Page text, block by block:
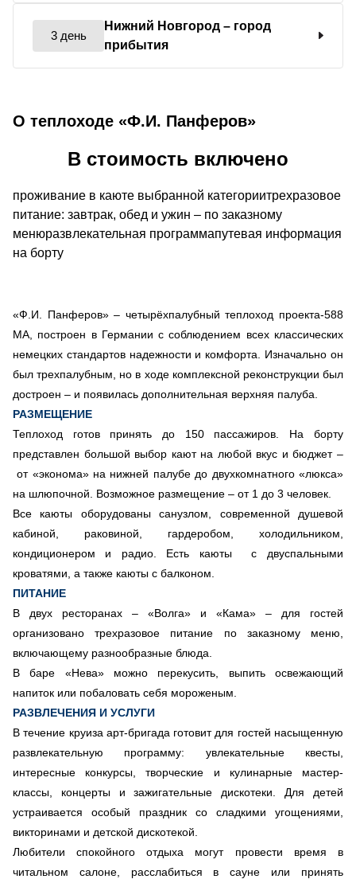
3 день
Нижний Новгород – город
прибытия
О теплоходе «Ф.И. Панферов»
«Ф.И. Панферов»– четырёхпалубный теплоход проекта-588
МА, построен в Германии с соблюдением всех классических
немецких стандартов надежности и комфорта. Изначально он
был трехпалубным, но в ходе комплексной реконструкции был
достроен – и появилась дополнительная верхняя палуба.
РАЗМЕЩЕНИЕ
Теплоход готов принять до 150 пассажиров. На борту
представлен большой выбор кают на любой вкус и бюджет –
от «эконома» на нижней палубе до двухкомнатного «люкса»
на шлюпочной. Возможное размещение – от 1 до 3 человек.
Все каюты оборудованы санузлом, современной душевой
кабиной, раковиной, гардеробом, холодильником,
кондиционером и радио. Есть каюты с двуспальными
кроватями, а также каюты с балконом.
ПИТАНИЕ
В двух ресторанах – «Волга» и «Кама» – для гостей
организовано трехразовое питание по заказному меню,
включающему разнообразные блюда.
В баре «Нева» можно перекусить, выпить освежающий
напиток или побаловать себя мороженым.
РАЗВЛЕЧЕНИЯ И УСЛУГИ
В течение круиза арт-бригада готовит для гостей насыщенную
развлекательную программу: увлекательные квесты,
интересные конкурсы, творческие и кулинарные мастер-
классы, концерты и зажигательные дискотеки. Для детей
устраивается особый праздник со сладкими угощениями,
викторинами и детской дискотекой.
Любители спокойного отдыха могут провести время в
читальном салоне, расслабиться в сауне или принять
В стоимость включено
проживание в каюте выбранной категориитрехразовое
питание: завтрак, обед и ужин – по заказному
менюразвлекательная программапутевая информация
на борту